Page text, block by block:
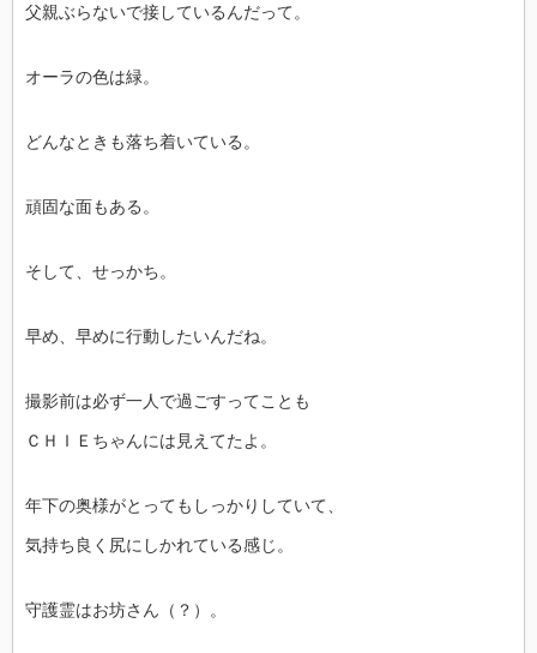
父親ぶらないで接しているんだって。
オーラの色は緑。
どんなときも落ち着いている。
頑固な面もある。
そして、せっかち。
早め、早めに行動したいんだね。
撮影前は必ず一人で過ごすってことも
ＣＨＩＥちゃんには見えてたよ。
年下の奥様がとってもしっかりしていて、
気持ち良く尻にしかれている感じ。
守護霊はお坊さん（？）。